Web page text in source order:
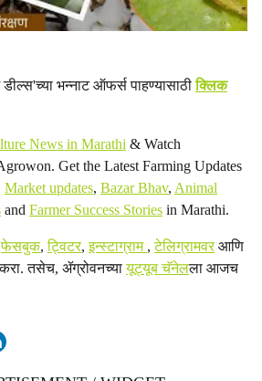
भन्नाट ऑफर्स पाहण्यासाठीक्लिक
News in Marathi & Watch
Get the Latest Farming Updates
Market updates, Bazar Bhav, Animal
and Farmer Success Stories in Marathi.
फेसबुक,ट्विटर,इन्स्टाग्राम ,टेलिग्रामवरआणि
तसेच, ॲग्रोवनच्यायूट्यूब चॅनेलला आजच